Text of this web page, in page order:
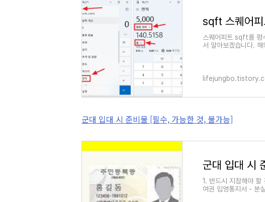
스퀘어피트 sqft를 평
서 알아보겠습니다.
군대 입대 시 준비물 [필수, 가능한 것, 불가능]
1. 반드시 지참해야 할
여권 입영통지서 - 분